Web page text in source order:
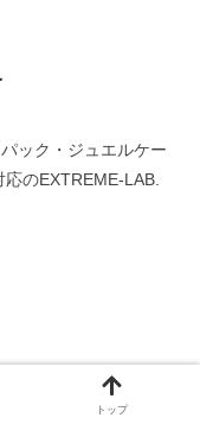
ック・ジュエルケー
のEXTREME-LAB.
トップ